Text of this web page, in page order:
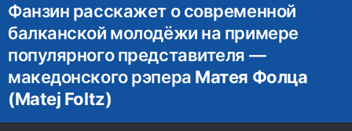
Фанзин расскажет о современной
балканской молодёжи на примере
популярного представителя —
македонского рэпера Матея Фолца
(Matej Foltz)